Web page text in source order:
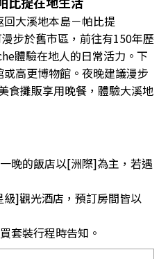
大溪地本島－帕比提
步於舊市區，前往有150年歷
體驗在地人的日常活力。下
高更博物館。夜晚建議漫步
食攤販享用晚餐，體驗大溪地
晚的飯店以[洲際]為主，若遇
]觀光酒店，預訂房間皆以
套裝行程時告知。